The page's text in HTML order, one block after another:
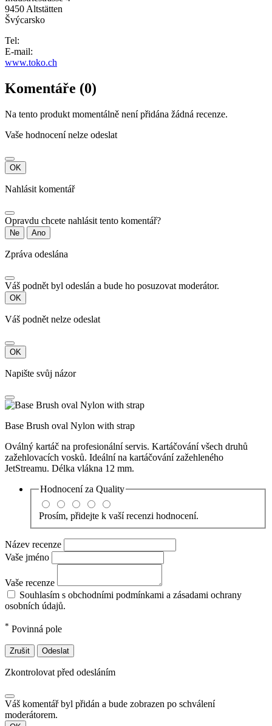
9450 Altstätten
Švýcarsko
Tel:
E-mail:
www.toko.ch
Komentáře (0)
Na tento produkt momentálně není přidána žádná recenze.
Vaše hodnocení nelze odeslat
OK
Nahlásit komentář
Opravdu chcete nahlásit tento komentář?
Ne Ano
Zpráva odeslána
Váš podnět byl odeslán a bude ho posuzovat moderátor.
OK
Váš podnět nelze odeslat
OK
Napište svůj názor
Base Brush oval Nylon with strap
Oválný kartáč na profesionální servis. Kartáčování všech druhů
zažehlovacích vosků. Ideální na kartáčování zažehleného
JetStreamu. Délka vlákna 12 mm.
Hodnocení za Quality
Prosím, přidejte k vaší recenzi hodnocení.
Název recenze
Vaše jméno
Vaše recenze
Souhlasím s obchodními podmínkami a zásadami ochrany
osobních údajů.
* Povinná pole
Zrušit Odeslat
Zkontrolovat před odesláním
Váš komentář byl přidán a bude zobrazen po schválení
moderátorem.